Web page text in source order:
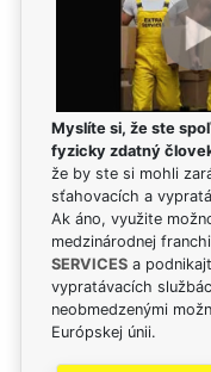
Myslíte si, že ste
fyzicky zdatný
že by ste si mohli
sťahovacích a
Ak áno, využite
medzinárodnej
SERVICESa
vypratávacích
neobmedzenými
Európskej únii.